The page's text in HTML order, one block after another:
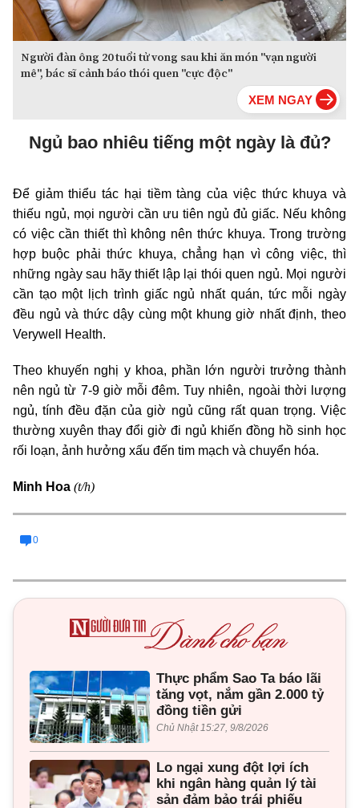
Người đàn ông 20 tuổi tử vong sau khi ăn món "vạn người
mê", bác sĩ cảnh báo thói quen "cực độc"
Ngủ bao nhiêu tiếng một ngày là đủ?
Để giảm thiểu tác hại tiềm tàng của việc thức khuya và
thiếu ngủ, mọi người cần ưu tiên ngủ đủ giấc. Nếu không
có việc cần thiết thì không nên thức khuya. Trong trường
hợp buộc phải thức khuya, chẳng hạn vì công việc, thì
những ngày sau hãy thiết lập lại thói quen ngủ. Mọi người
cần tạo một lịch trình giấc ngủ nhất quán, tức mỗi ngày
đều ngủ và thức dậy cùng một khung giờ nhất định, theo
Verywell Health.
Theo khuyến nghị y khoa, phần lớn người trưởng thành
nên ngủ từ 7-9 giờ mỗi đêm. Tuy nhiên, ngoài thời lượng
ngủ, tính đều đặn của giờ ngủ cũng rất quan trọng. Việc
thường xuyên thay đổi giờ đi ngủ khiến đồng hồ sinh học
rối loạn, ảnh hưởng xấu đến tim mạch và chuyển hóa.
Minh Hoa (t/h)
0
Thực phẩm Sao Ta báo lãi
tăng vọt, nắm gần 2.000 tỷ
đồng tiền gửi
Chủ Nhật 15:27, 9/8/2026
Lo ngại xung đột lợi ích
khi ngân hàng quản lý tài
sản đảm bảo trái phiếu